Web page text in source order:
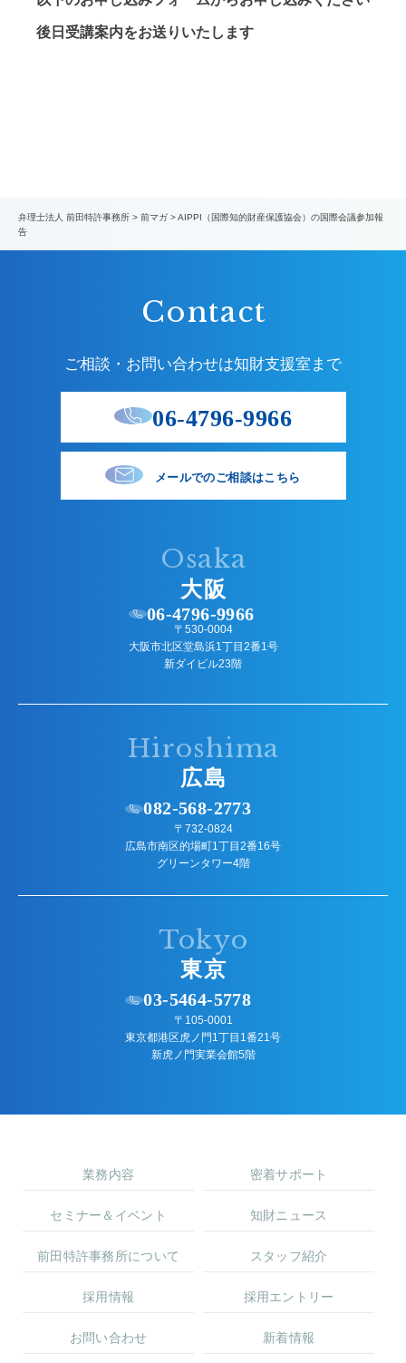
後日受講案内をお送りいたします
弁理士法人 前田特許事務所 > 前マガ >AIPPI（国際知的財産保護協会）の国際会議参加報
告
Contact
ご相談・お問い合わせは知財支援室まで
06-4796-9966
メールでのご相談はこちら
Osaka
大阪
06-4796-9966
〒530-0004
大阪市北区堂島浜1丁目2番1号
新ダイビル23階
Hiroshima
広島
082-568-2773
〒732-0824
広島市南区的場町1丁目2番16号
グリーンタワー4階
Tokyo
東京
03-5464-5778
〒105-0001
東京都港区虎ノ門1丁目1番21号
新虎ノ門実業会館5階
業務内容 密着サポート
セミナー＆イベント 知財ニュース
前田特許事務所について スタッフ紹介
採用情報 採用エントリー
お問い合わせ 新着情報